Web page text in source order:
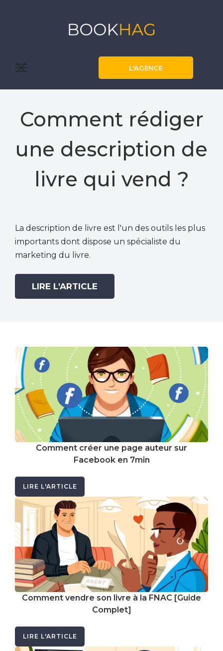
L'AGENCE
Comment rédiger
une description de
livre qui vend ?
La description de livre est l'un des outils les plus
importants dont dispose un spécialiste du
marketing du livre.
LIRE L'ARTICLE
Comment créer une page auteur sur
Facebook en 7min
LIRE L'ARTICLE
Comment vendre son livre à la FNAC [Guide
Complet]
LIRE L'ARTICLE